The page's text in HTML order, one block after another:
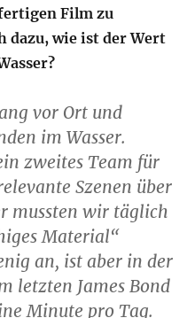
Film zu
dazu, wie ist der Wert
vor Ort und
im Wasser.
zweites Team für
Szenen über
mussten wir täglich
Material“
an, ist aber in der
letzten James Bond
Minute pro Tag.